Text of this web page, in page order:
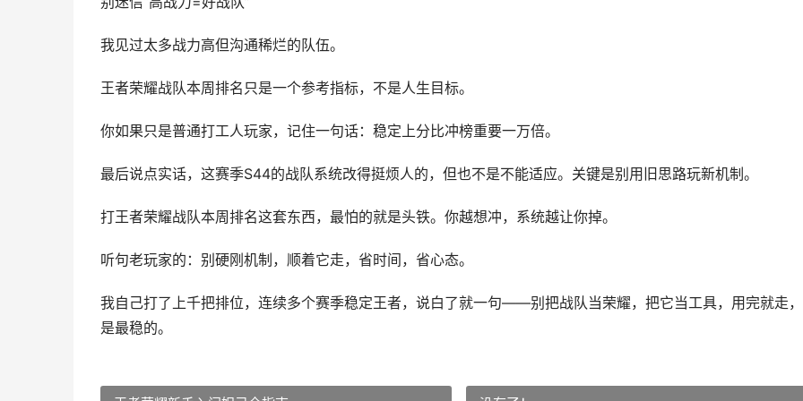
我见过太多战力高但沟通稀烂的队伍。
王者荣耀战队本周排名只是一个参考指标，不是人生目标。
你如果只是普通打工人玩家，记住一句话：稳定上分比冲榜重要一万倍。
最后说点实话，这赛季S44的战队系统改得挺烦人的，但也不是不能适应。关键是别用旧思路玩新机制。
打王者荣耀战队本周排名这套东西，最怕的就是头铁。你越想冲，系统越让你掉。
听句老玩家的：别硬刚机制，顺着它走，省时间，省心态。
我自己打了上千把排位，连续多个赛季稳定王者，说白了就一句——别把战队当荣耀，把它当工具，用完就走
是最稳的。